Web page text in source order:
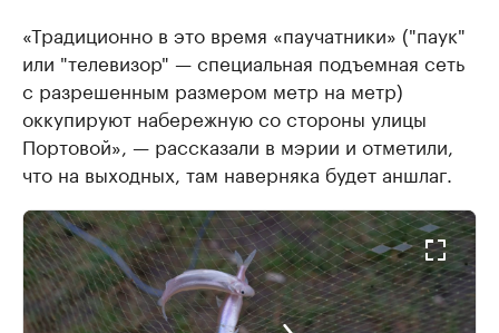
«Традиционно в это время «паучатники» ("паук"
или "телевизор" — специальная подъемная сеть
с разрешенным размером метр на метр)
оккупируют набережную со стороны улицы
Портовой», — рассказали в мэрии и отметили,
что на выходных, там наверняка будет аншлаг.